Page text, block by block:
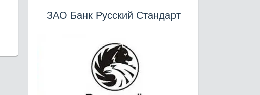
ЗАО Банк Русский Стандарт